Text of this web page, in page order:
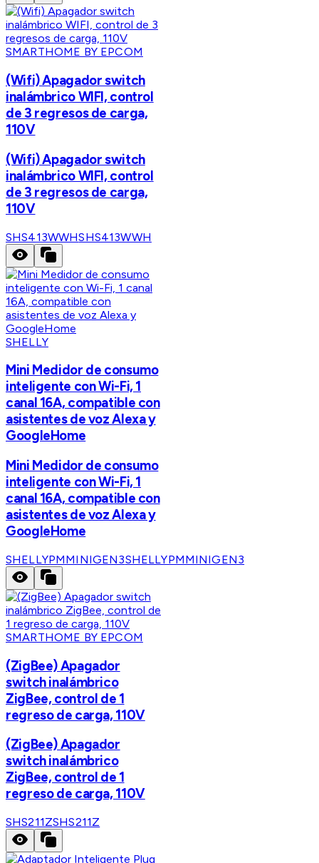
SMARTHOME BY EPCOM
(Wifi) Apagador switch
inalámbrico WIFI, control
de 3 regresos de carga,
110V
(Wifi) Apagador switch
inalámbrico WIFI, control
de 3 regresos de carga,
110V
SHS413WWHSHS413WWH
SHELLY
Mini Medidor de consumo
inteligente con Wi-Fi, 1
canal 16A, compatible con
asistentes de voz Alexa y
GoogleHome
Mini Medidor de consumo
inteligente con Wi-Fi, 1
canal 16A, compatible con
asistentes de voz Alexa y
GoogleHome
SHELLYPMMINIGEN3SHELLYPMMINIGEN3
SMARTHOME BY EPCOM
(ZigBee) Apagador
switch inalámbrico
ZigBee, control de 1
regreso de carga, 110V
(ZigBee) Apagador
switch inalámbrico
ZigBee, control de 1
regreso de carga, 110V
SHS211ZSHS211Z